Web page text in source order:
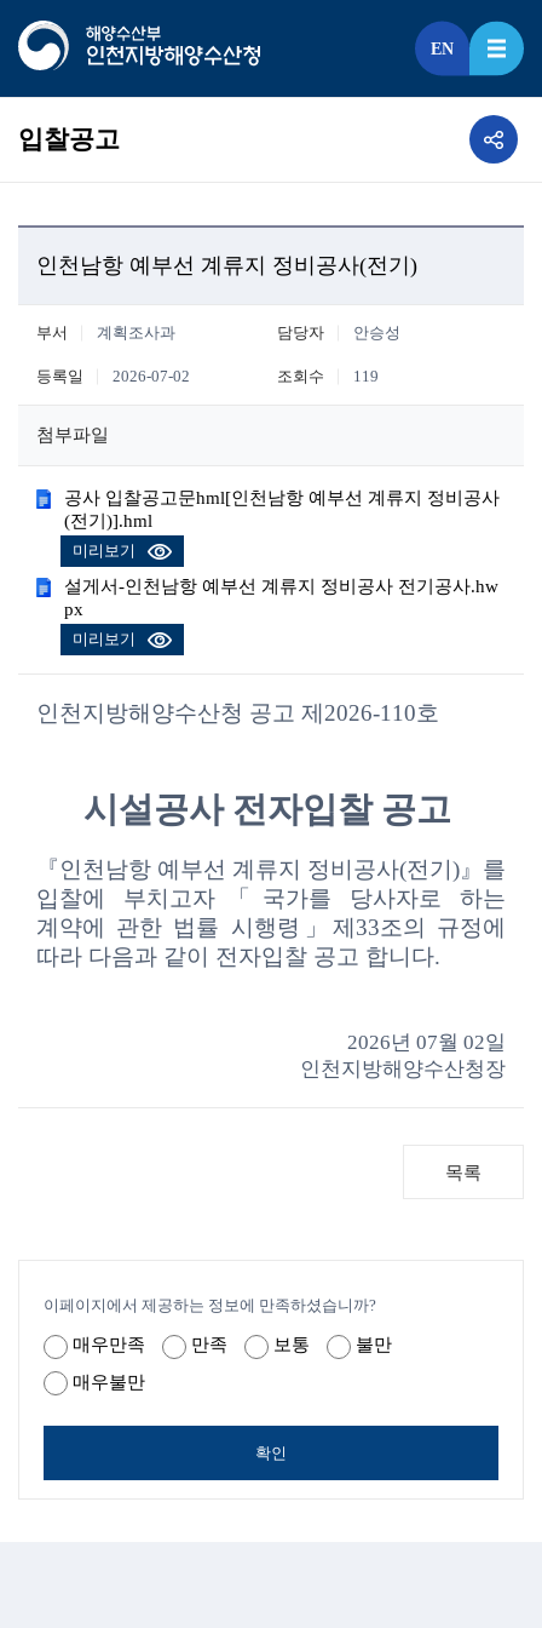
EN
입찰공고
인천남항 예부선 계류지 정비공사(전기)
부서 계획조사과 담당자 안승성
등록일 2026-07-02 조회수 119
첨부파일
공사 입찰공고문hml[인천남항 예부선 계류지 정비공사
(전기)].hml
미리보기
설게서-인천남항 예부선 계류지 정비공사 전기공사.hw
px
미리보기
인천지방해양수산청 공고 제2026-110호
시설공사 전자입찰 공고
『인천남항 예부선 계류지 정비공사(전기) 』를
입찰에 부치고자「국가를 당사자로
하는
계약에 관한 법률 시행령」제33조의 규정에
따라 다음과 같이 전자입찰 공고 합니다.
2026년 07월 02일
인천지방해양수산청장
목록
이페이지에서 제공하는 정보에 만족하셨습니까?
매우만족 만족 보통
불만
매우불만
확인